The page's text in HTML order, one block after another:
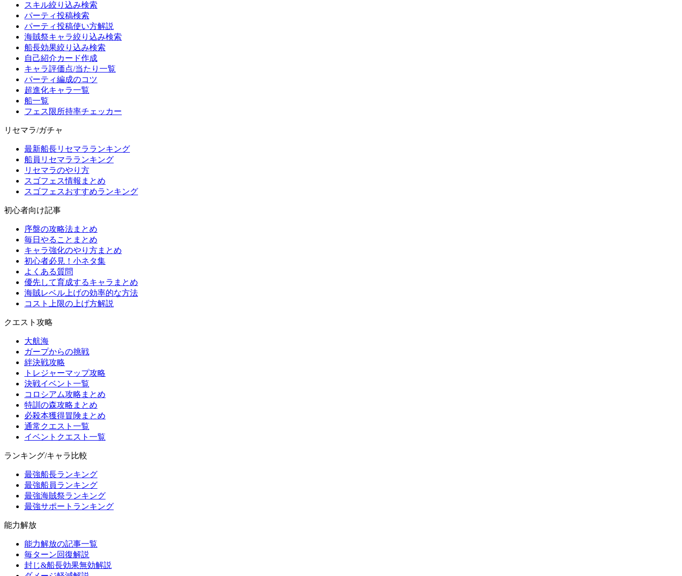
スキル絞り込み検索
パーティ投稿検索
パーティ投稿使い方解説
海賊祭キャラ絞り込み検索
船長効果絞り込み検索
自己紹介カード作成
キャラ評価点/当たり一覧
パーティ編成のコツ
超進化キャラ一覧
船一覧
フェス限所持率チェッカー
リセマラ/ガチャ
最新船長リセマラランキング
船員リセマラランキング
リセマラのやり方
スゴフェス情報まとめ
スゴフェスおすすめランキング
初心者向け記事
序盤の攻略法まとめ
毎日やることまとめ
キャラ強化のやり方まとめ
初心者必見！小ネタ集
よくある質問
優先して育成するキャラまとめ
海賊レベル上げの効率的な方法
コスト上限の上げ方解説
クエスト攻略
大航海
ガープからの挑戦
絆決戦攻略
トレジャーマップ攻略
決戦イベント一覧
コロシアム攻略まとめ
特訓の森攻略まとめ
必殺本獲得冒険まとめ
通常クエスト一覧
イベントクエスト一覧
ランキング/キャラ比較
最強船長ランキング
最強船員ランキング
最強海賊祭ランキング
最強サポートランキング
能力解放
能力解放の記事一覧
毎ターン回復解説
封じ&船長効果無効解説